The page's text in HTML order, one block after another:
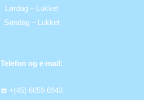
Lørdag – Lukket
Søndag – Lukket
Telefon og e-mail:
☎️ +(45) 6059 6943